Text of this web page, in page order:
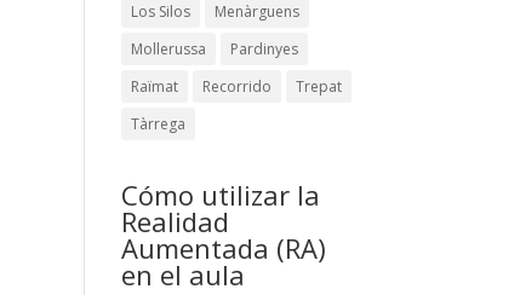
Los Silos
Menàrguens
Mollerussa
Pardinyes
Raïmat
Recorrido
Trepat
Tàrrega
Cómo utilizar la
Realidad
Aumentada (RA)
en el aula